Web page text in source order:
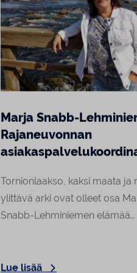
Marja Snabb-
Rajaneuvonnan
Tornionlaakso, kaksi maata ja
ylittävä arki ovat olleet osa
Snabb-Lehminiemen elämää
Lue lisää